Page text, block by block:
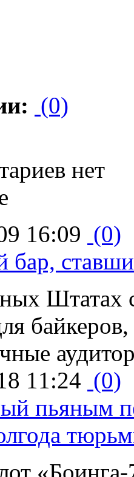
(0)
нет
16:09 (0)
бар,
Штатах
11:24 (0)
пьяным